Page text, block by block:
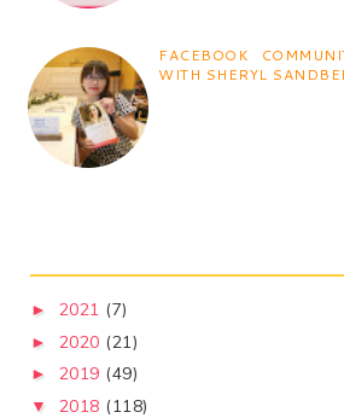
FACEBOOK
WITH SHERYL
► 2021 (7)
► 2020 (21)
► 2019 (49)
▼ 2018 (118)